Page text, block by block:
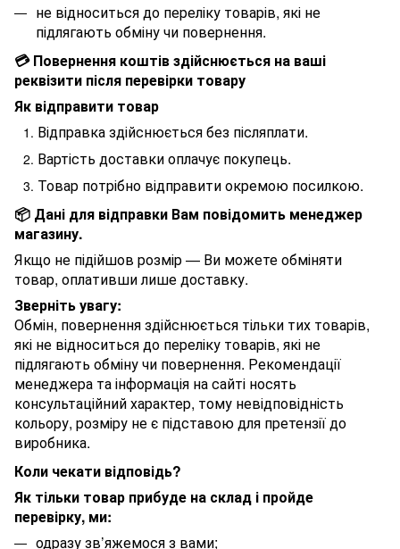
не відноситься до переліку товарів, які не
підлягають обміну чи повернення.
💳 Повернення коштів здійснюється на ваші
реквізити після перевірки товару
Як відправити товар
Відправка здійснюється без післяплати.
Вартість доставки оплачує покупець.
Товар потрібно відправити окремою посилкою.
📦 Дані для відправки Вам повідомить менеджер
магазину.
Якщо не підійшов розмір — Ви можете обміняти
товар, оплативши лише доставку.
Зверніть увагу:
Обмін, повернення здійснюється тільки тих товарів,
які не відноситься до переліку товарів, які не
підлягають обміну чи повернення. Рекомендації
менеджера та інформація на сайті носять
консультаційний характер, тому невідповідність
кольору, розміру не є підставою для претензії до
виробника.
Коли чекати відповідь?
Як тільки товар прибуде на склад і пройде
перевірку, ми:
одразу зв’яжемося з вами;